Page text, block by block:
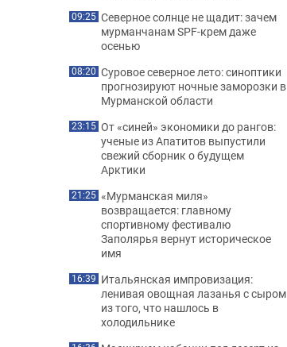
09:25 Северное солнце не щадит: зачем
мурманчанам SPF-крем даже
осенью
08:20 Суровое северное лето: синоптики
прогнозируют ночные заморозки в
Мурманской области
23:15 От «синей» экономики до рангов:
ученые из Апатитов выпустили
свежий сборник о будущем
Арктики
21:25 «Мурманская миля»
возвращается: главному
спортивному фестивалю
Заполярья вернут историческое
имя
16:39 Итальянская импровизация:
ленивая овощная лазанья с сыром
из того, что нашлось в
холодильнике